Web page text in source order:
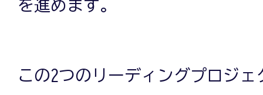
を進めます。
この2つのリーディングプロジ